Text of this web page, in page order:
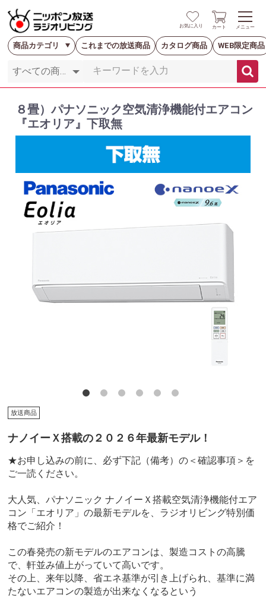
お気に入り カート メニュー
商品カテゴリ これまでの放送商品 カタログ商品 WEB限定商品
８畳）パナソニック空気清浄機能付エアコン
『エオリア』下取無
放送商品
ナノイーＸ搭載の２０２６年最新モデル！
★お申し込みの前に、必ず下記（備考）の＜確認事項＞を
ご一読ください。
大人気、パナソニック ナノイーＸ搭載空気清浄機能付エア
コン「エオリア」の最新モデルを、ラジオリビング特別価
格でご紹介！
この春発売の新モデルのエアコンは、製造コストの高騰
で、軒並み値上がっていて高いです。
その上、来年以降、省エネ基準が引き上げられ、基準に満
たないエアコンの製造が出来なくなるという